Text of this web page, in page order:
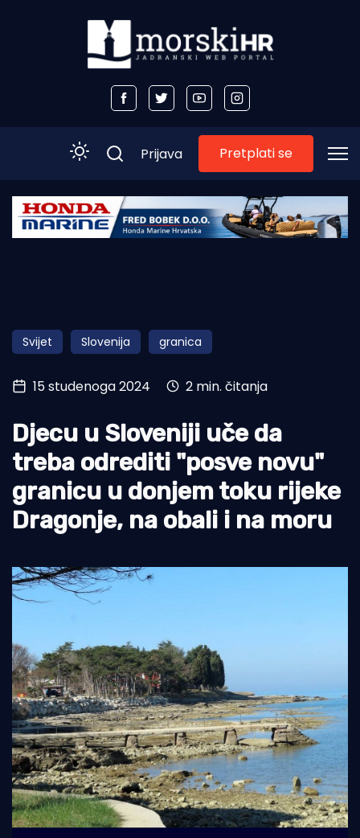
Početna
Obala
Otoci
Turizam i nautika
Pomorstvo
Ribolov
Ekologija
Tradicija i kultura
Prijava Pretplati se
Svijet Slovenija granica
15 studenoga 2024 2 min. čitanja
Djecu u Sloveniji uče da
treba odrediti "posve novu"
granicu u donjem toku rijeke
Dragonje, na obali i na moru